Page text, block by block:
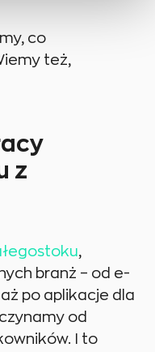
co
też,
z
,
branż – od e-
po aplikacje dla
od
I to